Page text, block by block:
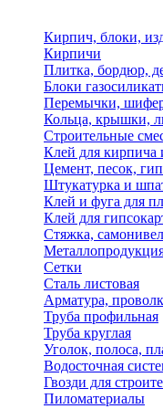
Кирпич, блоки,
Кирпичи
Плитка, бордюр,
Блоки
Перемычки,
Кольца, крышки,
Строительные
Клей для кирпича
Цемент, песок,
Штукатурка и
Клей и фуга для
Клей для
Стяжка,
Сетки
Сталь листовая
Арматура,
Труба профильная
Труба круглая
Уголок, полоса,
Водосточная
Гвозди для
Пиломатериалы